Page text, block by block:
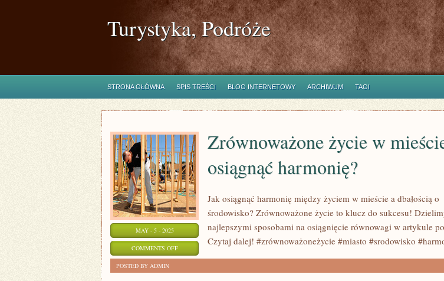
Turystyka, Podróże
STRONA GŁÓWNA SPIS TREŚCI BLOG INTERNETOWY ARCHIWUM TAGI
MAY - 5 - 2025
COMMENTS OFFON
Zrównoważone życie w
osiągnąć harmonię?
Jak osiągnąć harmonię między życiem w mieście a dbałością o
środowisko? Zrównoważone życie to klucz do sukcesu!
najlepszymi sposobami na osiągnięcie równowagi w artykule
Czytaj dalej! #zrównoważoneżycie #miasto #srodowisko
POSTED BY ADMIN